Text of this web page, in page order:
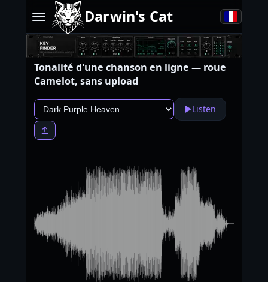
Darwin's Cat
Tonalité d'une chanson en ligne — roue
Camelot, sans upload
▶Listen